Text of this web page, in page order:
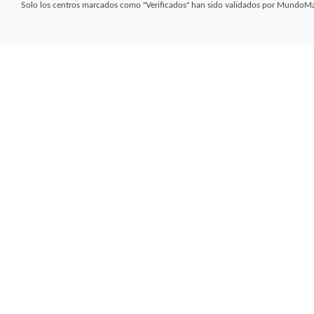
Solo los centros marcados como "Verificados" han sido validados por